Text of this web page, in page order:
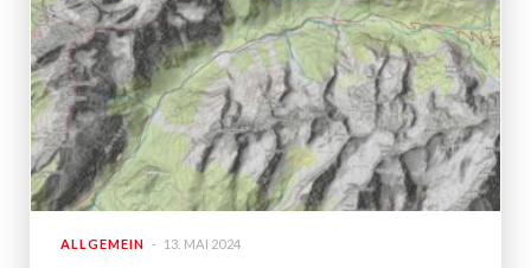
ALLGEMEIN 13. MAI 2024